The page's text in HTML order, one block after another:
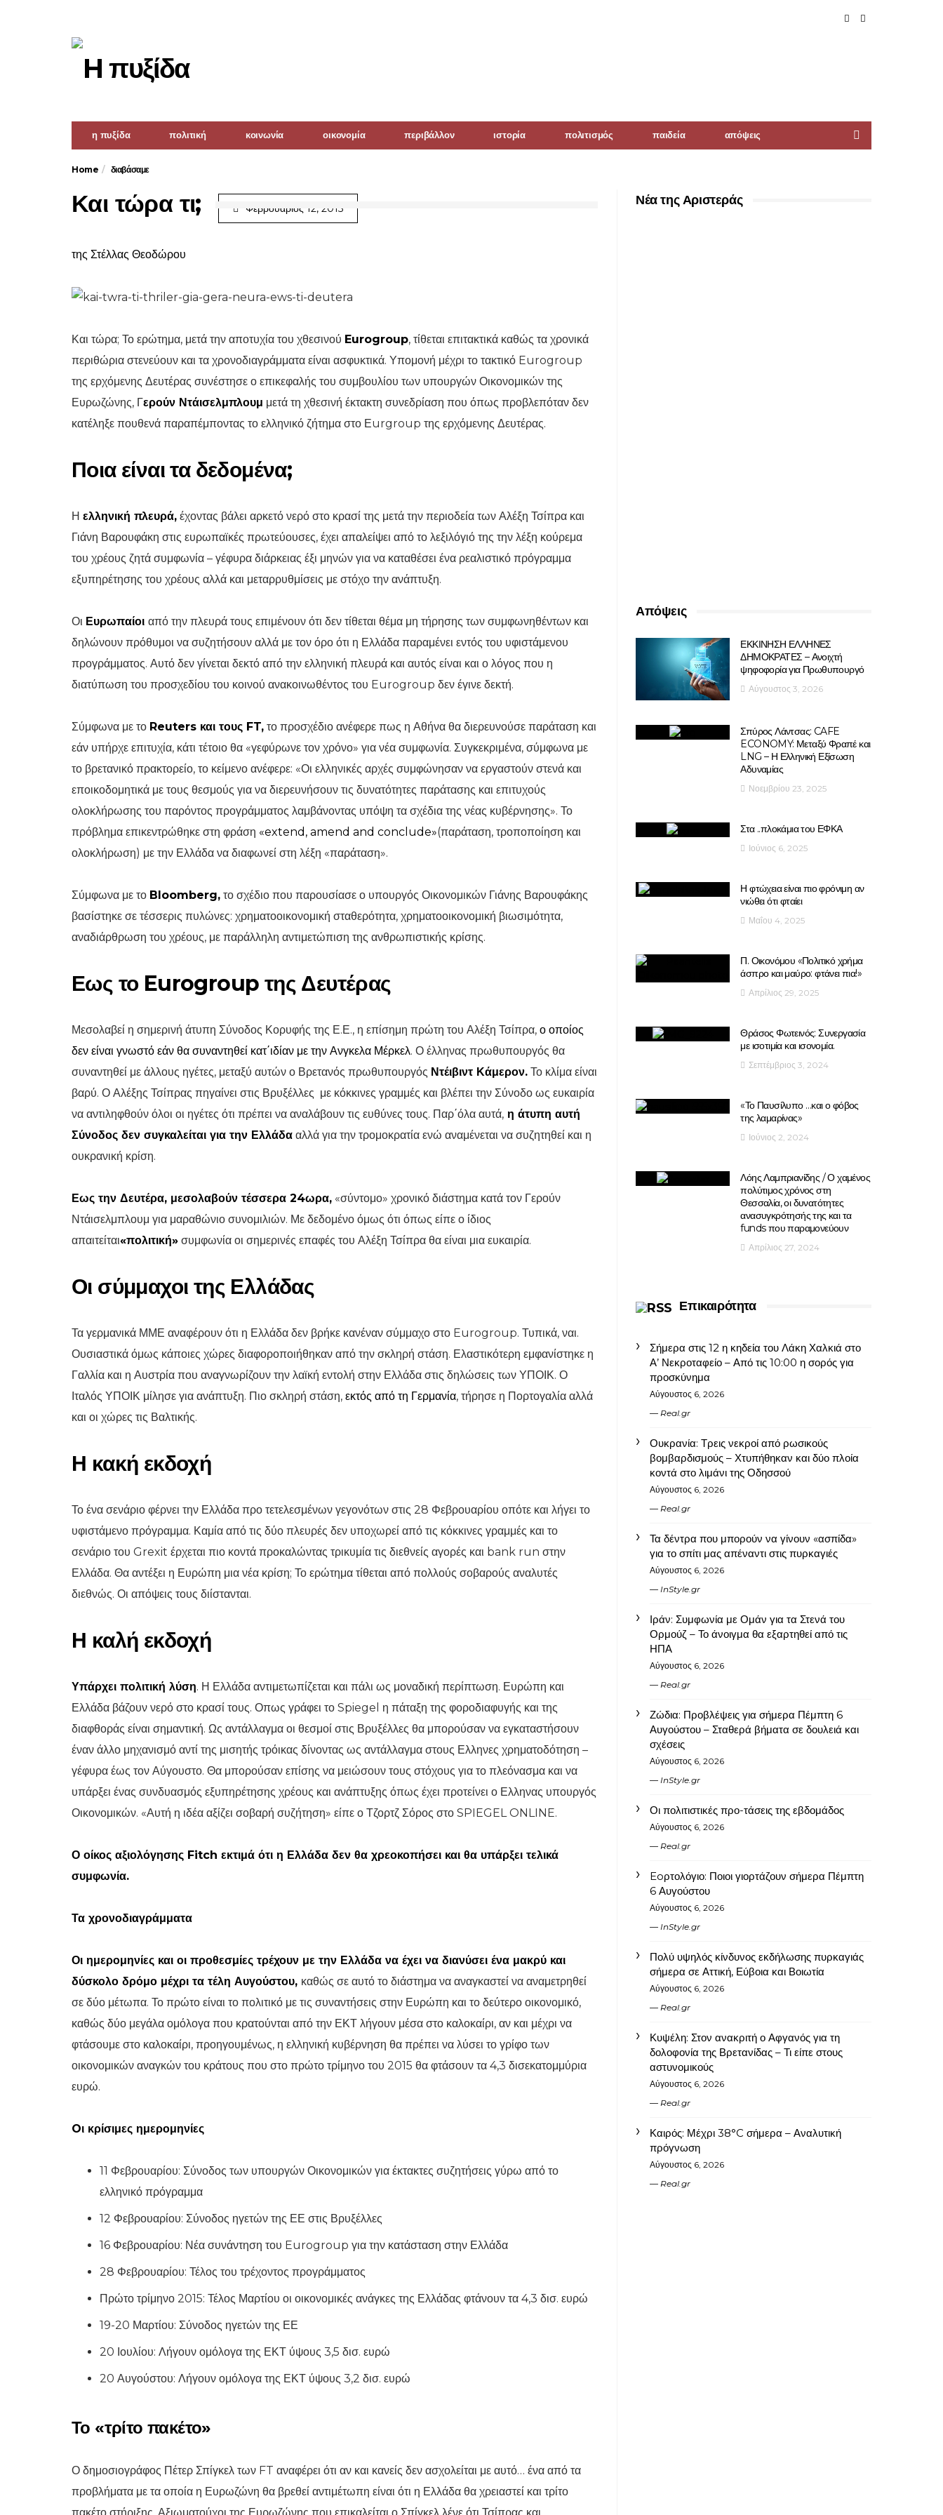
η πυξίδα πολιτική κοινωνία οικονομία περιβάλλον ιστορία πολιτισμός παιδεία απόψεις
Home διαβάσαμε
Και τώρα τι; Φεβρουάριος 12, 2015
της Στέλλας Θεοδώρου
Και τώρα; Το ερώτημα, μετά την αποτυχία του χθεσινού Eurogroup, τίθεται επιτακτικά καθώς τα χρονικά
περιθώρια στενεύουν και τα χρονοδιαγράμματα είναι ασφυκτικά. Υπομονή μέχρι το τακτικό Eurogroup
της ερχόμενης Δευτέρας συνέστησε ο επικεφαλής του συμβουλίου των υπουργών Οικονομικών της
Ευρωζώνης, Γερούν Ντάισελμπλουμ μετά τη χθεσινή έκτακτη συνεδρίαση που όπως προβλεπόταν δεν
κατέληξε πουθενά παραπέμποντας το ελληνικό ζήτημα στο Εurgroup της ερχόμενης Δευτέρας.
Ποια είναι τα δεδομένα;
Η ελληνική πλευρά, έχοντας βάλει αρκετό νερό στο κρασί της μετά την περιοδεία των Αλέξη Τσίπρα και
Γιάνη Βαρουφάκη στις ευρωπαϊκές πρωτεύουσες, έχει απαλείψει από το λεξιλόγιό της την λέξη κούρεμα
του χρέους ζητά συμφωνία – γέφυρα διάρκειας έξι μηνών για να καταθέσει ένα ρεαλιστικό πρόγραμμα
εξυπηρέτησης του χρέους αλλά και μεταρρυθμίσεις με στόχο την ανάπτυξη.
Οι Ευρωπαίοι από την πλευρά τους επιμένουν ότι δεν τίθεται θέμα μη τήρησης των συμφωνηθέντων και
δηλώνουν πρόθυμοι να συζητήσουν αλλά με τον όρο ότι η Ελλάδα παραμένει εντός του υφιστάμενου
προγράμματος. Αυτό δεν γίνεται δεκτό από την ελληνική πλευρά και αυτός είναι και ο λόγος που η
διατύπωση του προσχεδίου του κοινού ανακοινωθέντος του Eurogroup δεν έγινε δεκτή.
Σύμφωνα με το Reuters και τους FT, το προσχέδιο ανέφερε πως η Αθήνα θα διερευνούσε παράταση και
εάν υπήρχε επιτυχία, κάτι τέτοιο θα «γεφύρωνε τον χρόνο» για νέα συμφωνία. Συγκεκριμένα, σύμφωνα με
το βρετανικό πρακτορείο, το κείμενο ανέφερε: «Οι ελληνικές αρχές συμφώνησαν να εργαστούν στενά και
εποικοδομητικά με τους θεσμούς για να διερευνήσουν τις δυνατότητες παράτασης και επιτυχούς
ολοκλήρωσης του παρόντος προγράμματος λαμβάνοντας υπόψη τα σχέδια της νέας κυβέρνησης». Το
πρόβλημα επικεντρώθηκε στη φράση «extend, amend and conclude»(παράταση, τροποποίηση και
ολοκλήρωση) με την Ελλάδα να διαφωνεί στη λέξη «παράταση».
Σύμφωνα με το Bloomberg, το σχέδιο που παρουσίασε ο υπουργός Οικονομικών Γιάνης Βαρουφάκης
βασίστηκε σε τέσσερις πυλώνες: χρηματοοικονομική σταθερότητα, χρηματοοικονομική βιωσιμότητα,
αναδιάρθρωση του χρέους, με παράλληλη αντιμετώπιση της ανθρωπιστικής κρίσης.
Εως το Eurogroup της Δευτέρας
Μεσολαβεί η σημερινή άτυπη Σύνοδος Κορυφής της Ε.Ε., η επίσημη πρώτη του Αλέξη Τσίπρα, ο οποίος
δεν είναι γνωστό εάν θα συναντηθεί κατ΄ιδίαν με την Ανγκελα Μέρκελ. Ο έλληνας πρωθυπουργός θα
συναντηθεί με άλλους ηγέτες, μεταξύ αυτών ο Βρετανός πρωθυπουργός Ντέιβιντ Κάμερον. Το κλίμα είναι
βαρύ. Ο Αλέξης Τσίπρας πηγαίνει στις Βρυξέλλες με κόκκινες γραμμές και βλέπει την Σύνοδο ως ευκαιρία
να αντιληφθούν όλοι οι ηγέτες ότι πρέπει να αναλάβουν τις ευθύνες τους. Παρ΄όλα αυτά, η άτυπη αυτή
Σύνοδος δεν συγκαλείται για την Ελλάδα αλλά για την τρομοκρατία ενώ αναμένεται να συζητηθεί και η
ουκρανική κρίση.
Εως την Δευτέρα, μεσολαβούν τέσσερα 24ωρα, «σύντομο» χρονικό διάστημα κατά τον Γερούν
Ντάισελμπλουμ για μαραθώνιο συνομιλιών. Με δεδομένο όμως ότι όπως είπε ο ίδιος
απαιτείται«πολιτική» συμφωνία οι σημερινές επαφές του Αλέξη Τσίπρα θα είναι μια ευκαιρία.
Οι σύμμαχοι της Ελλάδας
Τα γερμανικά ΜΜΕ αναφέρουν ότι η Ελλάδα δεν βρήκε κανέναν σύμμαχο στο Eurogroup. Τυπικά, ναι.
Ουσιαστικά όμως κάποιες χώρες διαφοροποιήθηκαν από την σκληρή στάση. Ελαστικότερη εμφανίστηκε η
Γαλλία και η Αυστρία που αναγνωρίζουν την λαϊκή εντολή στην Ελλάδα στις δηλώσεις των ΥΠΟΙΚ. Ο
Ιταλός ΥΠΟΙΚ μίλησε για ανάπτυξη. Πιο σκληρή στάση, εκτός από τη Γερμανία, τήρησε η Πορτογαλία αλλά
και οι χώρες τις Βαλτικής.
Η κακή εκδοχή
Το ένα σενάριο φέρνει την Ελλάδα προ τετελεσμένων γεγονότων στις 28 Φεβρουαρίου οπότε και λήγει το
υφιστάμενο πρόγραμμα. Καμία από τις δύο πλευρές δεν υποχωρεί από τις κόκκινες γραμμές και το
σενάριο του Grexit έρχεται πιο κοντά προκαλώντας τρικυμία τις διεθνείς αγορές και bank run στην
Ελλάδα. Θα αντέξει η Ευρώπη μια νέα κρίση; Το ερώτημα τίθεται από πολλούς σοβαρούς αναλυτές
διεθνώς. Οι απόψεις τους διίστανται.
Η καλή εκδοχή
Υπάρχει πολιτική λύση. Η Ελλάδα αντιμετωπίζεται και πάλι ως μοναδική περίπτωση. Ευρώπη και
Ελλάδα βάζουν νερό στο κρασί τους. Οπως γράφει το Spiegel η πάταξη της φοροδιαφυγής και της
διαφθοράς είναι σημαντική. Ως αντάλλαγμα οι θεσμοί στις Βρυξέλλες θα μπορούσαν να εγκαταστήσουν
έναν άλλο μηχανισμό αντί της μισητής τρόικας δίνοντας ως αντάλλαγμα στους Ελληνες χρηματοδότηση –
γέφυρα έως τον Αύγουστο. Θα μπορούσαν επίσης να μειώσουν τους στόχους για το πλεόνασμα και να
υπάρξει ένας συνδυασμός εξυπηρέτησης χρέους και ανάπτυξης όπως έχει προτείνει ο Ελληνας υπουργός
Οικονομικών. «Αυτή η ιδέα αξίζει σοβαρή συζήτηση» είπε ο Τζορτζ Σόρος στο SPIEGEL ONLINE.
Ο οίκος αξιολόγησης Fitch εκτιμά ότι η Ελλάδα δεν θα χρεοκοπήσει και θα υπάρξει τελικά
συμφωνία.
Τα χρονοδιαγράμματα
Οι ημερομηνίες και οι προθεσμίες τρέχουν με την Ελλάδα να έχει να διανύσει ένα μακρύ και
δύσκολο δρόμο μέχρι τα τέλη Αυγούστου, καθώς σε αυτό το διάστημα να αναγκαστεί να αναμετρηθεί
σε δύο μέτωπα. Το πρώτο είναι το πολιτικό με τις συναντήσεις στην Ευρώπη και το δεύτερο οικονομικό,
καθώς δύο μεγάλα ομόλογα που κρατούνται από την ΕΚΤ λήγουν μέσα στο καλοκαίρι, αν και μέχρι να
φτάσουμε στο καλοκαίρι, προηγουμένως, η ελληνική κυβέρνηση θα πρέπει να λύσει το γρίφο των
οικονομικών αναγκών του κράτους που στο πρώτο τρίμηνο του 2015 θα φτάσουν τα 4,3 δισεκατομμύρια
ευρώ.
Oι κρίσιμες ημερομηνίες
11 Φεβρουαρίου: Σύνοδος των υπουργών Οικονομικών για έκτακτες συζητήσεις γύρω από το
ελληνικό πρόγραμμα
12 Φεβρουαρίου: Σύνοδος ηγετών της ΕΕ στις Βρυξέλλες
16 Φεβρουαρίου: Νέα συνάντηση του Eurogroup για την κατάσταση στην Ελλάδα
28 Φεβρουαρίου: Τέλος του τρέχοντος προγράμματος
Πρώτο τρίμηνο 2015: Τέλος Μαρτίου οι οικονομικές ανάγκες της Ελλάδας φτάνουν τα 4,3 δισ. ευρώ
19-20 Μαρτίου: Σύνοδος ηγετών της ΕΕ
20 Ιουλίου: Λήγουν ομόλογα της ΕΚΤ ύψους 3,5 δισ. ευρώ
20 Αυγούστου: Λήγουν ομόλογα της ΕΚΤ ύψους 3,2 δισ. ευρώ
Το «τρίτο πακέτο»
Ο δημοσιογράφος Πέτερ Σπίγκελ των FT αναφέρει ότι αν και κανείς δεν ασχολείται με αυτό… ένα από τα
προβλήματα με τα οποία η Ευρωζώνη θα βρεθεί αντιμέτωπη είναι ότι η Ελλάδα θα χρειαστεί και τρίτο
Νέα της Αριστεράς
Απόψεις
ΕΚΚΙΝΗΣΗ ΕΛΛΗΝΕΣ
ΔΗΜΟΚΡΑΤΕΣ – Ανοιχτή
ψηφοφορία για Πρωθυπουργό
Αύγουστος 3, 2026
Σπύρος Λάντσας: CAFE
ECONOMY: Μεταξύ Φραπέ και
LNG – Η Ελληνική Εξίσωση
Αδυναμίας
Νοεμβρίου 23, 2025
Στα ..πλοκάμια του ΕΦΚΑ
Ιούνιος 6, 2025
Η φτώχεια είναι πιο φρόνιμη αν
νιώθει ότι φταίει
Μαΐου 4, 2025
Π. Οικονόμου «Πολιτικό χρήμα
άσπρο και μαύρο: φτάνει πια!»
Απρίλιος 29, 2025
Θράσος Φωτεινός: Συνεργασία
με ισοτιμία και ισονομία.
Σεπτέμβριος 3, 2024
«Το Παυσίλυπο …και ο φόβος
της λαμαρίνας»
Ιούνιος 2, 2024
Λόης Λαμπριανίδης / Ο χαμένος
πολύτιμος χρόνος στη
Θεσσαλία, οι δυνατότητες
ανασυγκρότησής της και τα
funds που παραμονεύουν
Απρίλιος 27, 2024
Επικαιρότητα
Σήμερα στις 12 η κηδεία του Λάκη Χαλκιά στο
Α’ Νεκροταφείο – Από τις 10:00 η σορός για
προσκύνημα
Αύγουστος 6, 2026
Real.gr
Ουκρανία: Τρεις νεκροί από ρωσικούς
βομβαρδισμούς – Χτυπήθηκαν και δύο πλοία
κοντά στο λιμάνι της Οδησσού
Αύγουστος 6, 2026
Real.gr
Τα δέντρα που μπορούν να γίνουν «ασπίδα»
για το σπίτι μας απέναντι στις πυρκαγιές
Αύγουστος 6, 2026
InStyle.gr
Ιράν: Συμφωνία με Ομάν για τα Στενά του
Ορμούζ – Το άνοιγμα θα εξαρτηθεί από τις
ΗΠΑ
Αύγουστος 6, 2026
Real.gr
Ζώδια: Προβλέψεις για σήμερα Πέμπτη 6
Αυγούστου – Σταθερά βήματα σε δουλειά και
σχέσεις
Αύγουστος 6, 2026
InStyle.gr
Οι πολιτιστικές προ-τάσεις της εβδομάδος
Αύγουστος 6, 2026
Real.gr
Eoρτολόγιο: Ποιοι γιορτάζουν σήμερα Πέμπτη
6 Αυγούστου
Αύγουστος 6, 2026
InStyle.gr
Πολύ υψηλός κίνδυνος εκδήλωσης πυρκαγιάς
σήμερα σε Αττική, Εύβοια και Βοιωτία
Αύγουστος 6, 2026
Real.gr
Κυψέλη: Στον ανακριτή ο Αφγανός για τη
δολοφονία της Βρετανίδας – Τι είπε στους
αστυνομικούς
Αύγουστος 6, 2026
Real.gr
Καιρός: Μέχρι 38°C σήμερα – Αναλυτική
πρόγνωση
Αύγουστος 6, 2026
Real.gr